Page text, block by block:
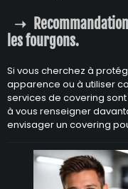
les fourgons.
Si vous cherchez à
apparence ou à utiliser
services de covering
à vous renseigner
envisager un covering